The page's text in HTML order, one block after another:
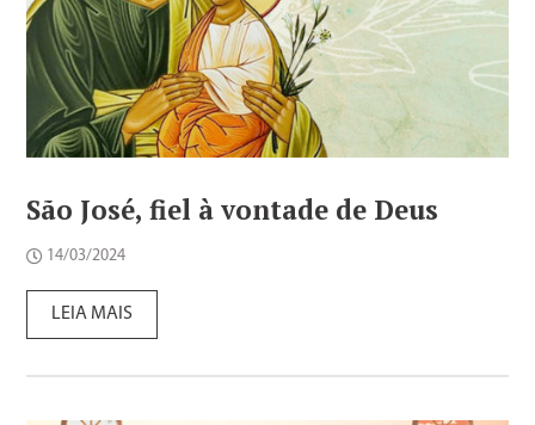
São José, fiel à vontade de Deus
14/03/2024
LEIA MAIS